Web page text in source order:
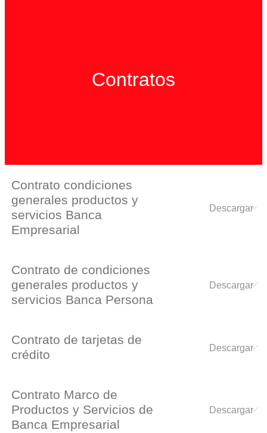
Contratos
Contrato condiciones
generales productos y
servicios Banca
Empresarial
Contrato de condiciones
generales productos y
servicios Banca Persona
Contrato de tarjetas de
crédito
Contrato Marco de
Productos y Servicios de
Banca Empresarial